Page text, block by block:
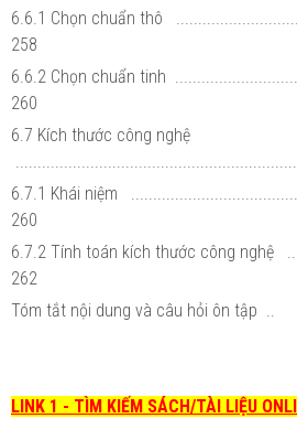
6.6.1 Chọn chuẩn thô
258
6.6.2 Chọn chuẩn tinh
260
6.7 Kích thước công nghệ
6.7.1 Khái niệm
260
6.7.2 Tính toán kích thước công nghệ
262
Tóm tắt nội dung và câu hỏi ôn tập ..
LINK 1 - TÌM KIẾM SÁCH/TÀI LIỆU